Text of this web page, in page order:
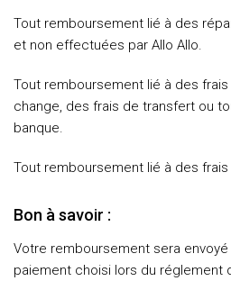
Tout remboursement lié à des
et non effectuées par Allo Allo.
Tout remboursement lié à des
change, des frais de transfert ou
banque.
Tout remboursement lié à des
Bon à savoir :
Votre remboursement sera
paiement choisi lors du réglement